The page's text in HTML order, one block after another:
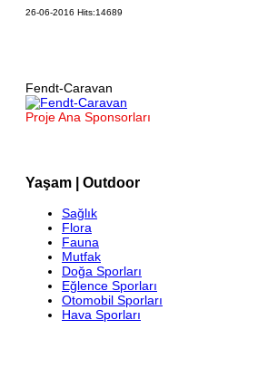
26-06-2016 Hits:14689
Fendt-Caravan
Proje Ana Sponsorları
Yaşam | Outdoor
Sağlık
Flora
Fauna
Mutfak
Doğa Sporları
Eğlence Sporları
Otomobil Sporları
Hava Sporları